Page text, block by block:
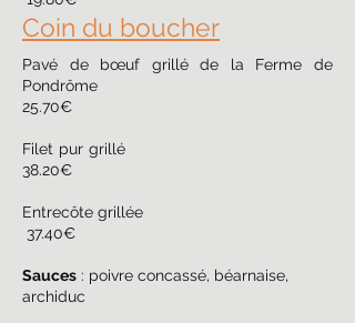
Coin du boucher
Pavé de bœuf grillé de la Ferme de
Pondrôme
25.70€
Filet pur grillé
38.20€
Entrecôte grillée
37.40€
Sauces : poivre concassé, béarnaise,
archiduc